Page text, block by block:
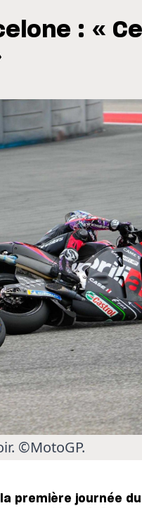
du GP de
: « Ce
©MotoGP.
première journée du